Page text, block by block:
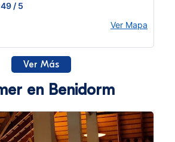
49 / 5
Ver Mapa
Ver Más
en Benidorm